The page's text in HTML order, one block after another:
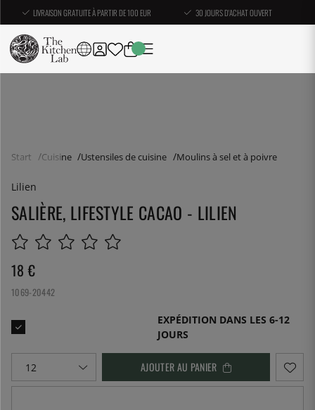
LIVRAISON GRATUITE À PARTIR DE 100 EUR 30 JOURS D'ACHAT OUVERT
Start Cuisine Ustensiles de cuisine Moulins à sel et à poivre
Lilien
SALIÈRE, LIFESTYLE CACAO - LILIEN
18 €
1069-20442
EXPÉDITION DANS LES 6-12
JOURS
AJOUTER AU PANIER